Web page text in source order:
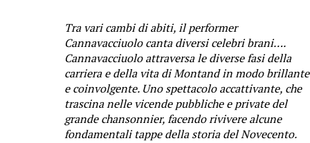
Tra vari cambi di abiti, il performer
Cannavacciuolo canta diversi celebri brani….
Cannavacciuolo attraversa le diverse fasi della
carriera e della vita di Montand in modo brillante
e coinvolgente. Uno spettacolo accattivante, che
trascina nelle vicende pubbliche e private del
grande chansonnier, facendo rivivere alcune
fondamentali tappe della storia del Novecento.